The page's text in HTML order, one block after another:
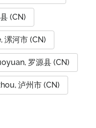
(CN)
漯河市 (CN)
罗源县 (CN)
泸州市 (CN)